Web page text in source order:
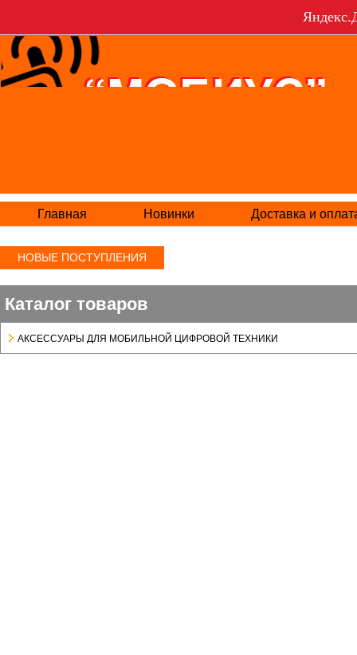
Главная Новинки Доставка и
НОВЫЕ ПОСТУПЛЕНИЯ
Каталог товаров
АКСЕСCУАРЫ ДЛЯ МОБИЛЬНОЙ ЦИФРОВОЙ ТЕХНИКИ